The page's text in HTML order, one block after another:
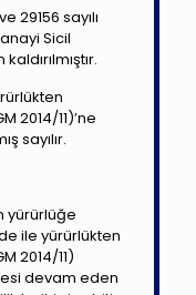
29156 sayılı
Sicil
2014/11)’ne
sayılır.
yürürlüğe
ile yürürlükten
2014/11)
devam eden